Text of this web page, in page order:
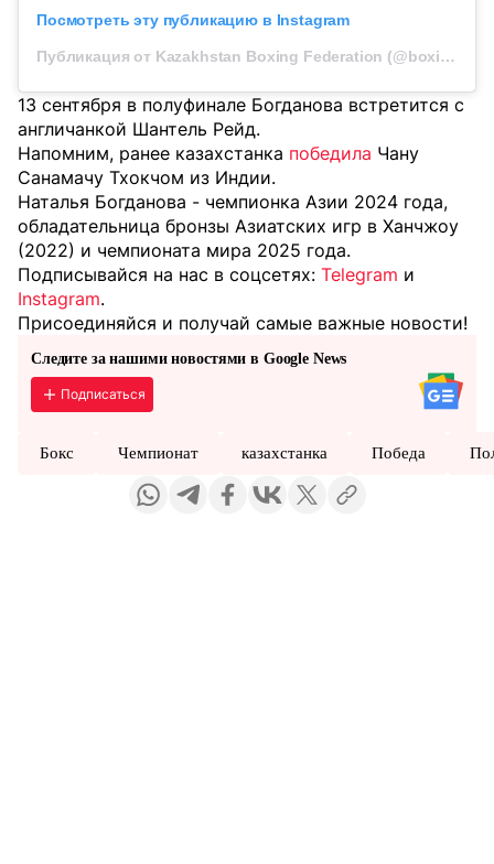
Посмотреть эту публикацию в Instagram
Публикация от Kazakhstan Boxing Federation (@boxingkazakhstan)
13 сентября в полуфинале Богданова встретится с
англичанкой Шантель Рейд.
Напомним, ранее казахстанка победила Чану
Санамачу Тхокчом из Индии.
Наталья Богданова - чемпионка Азии 2024 года,
обладательница бронзы Азиатских игр в Ханчжоу
(2022) и чемпионата мира 2025 года.
Подписывайся на нас в соцсетях: Telegram и
Instagram.
Присоединяйся и получай самые важные новости!
Следите за нашими новостями в Google News
Подписаться
Бокс Чемпионат казахстанка Победа